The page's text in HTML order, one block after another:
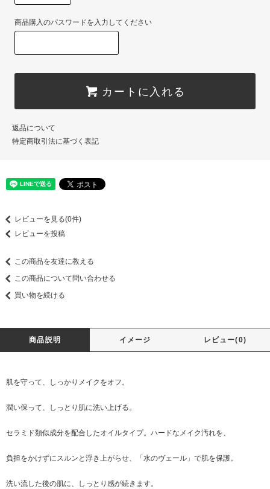
商品購入のパスワードを入力してください
カートに入れる
返品について
特定商取引法に基づく表記
レビューを見る(0件)
レビューを投稿
この商品を友達に教える
この商品について問い合わせる
買い物を続ける
商品説明 イメージ レビュー(0)
肌を守って、しっかりメイクをオフ。
潤い保って、しっとり肌に洗い上げる。
セラミド類似成分を配合したオイルタイプ。ハードなメイク汚れを、
負担をかけずにスルンと浮き上がらせ、「水のヴェール」で肌を保護。
洗い流した後の肌に、しっとり感が続きます。